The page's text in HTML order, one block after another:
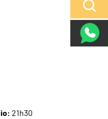
21h30